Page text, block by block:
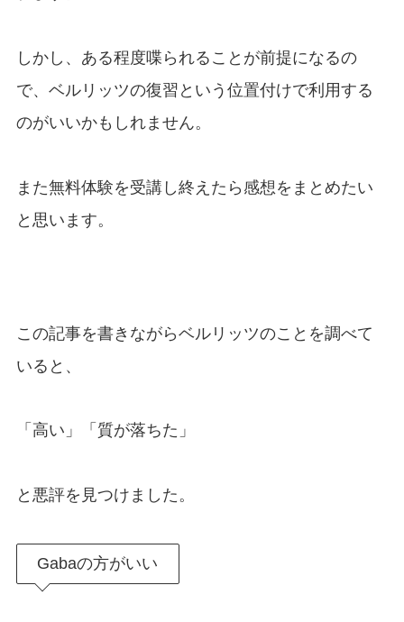
しかし、ある程度喋られることが前提になるの
で、ベルリッツの復習という位置付けで利用する
のがいいかもしれません。
また無料体験を受講し終えたら感想をまとめたい
と思います。
この記事を書きながらベルリッツのことを調べて
いると、
「高い」「質が落ちた」
と悪評を見つけました。
Gabaの方がいい